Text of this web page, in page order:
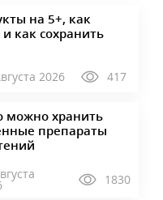
на 5+, как
и как сохранить
2026 417
можно хранить
препараты
1830